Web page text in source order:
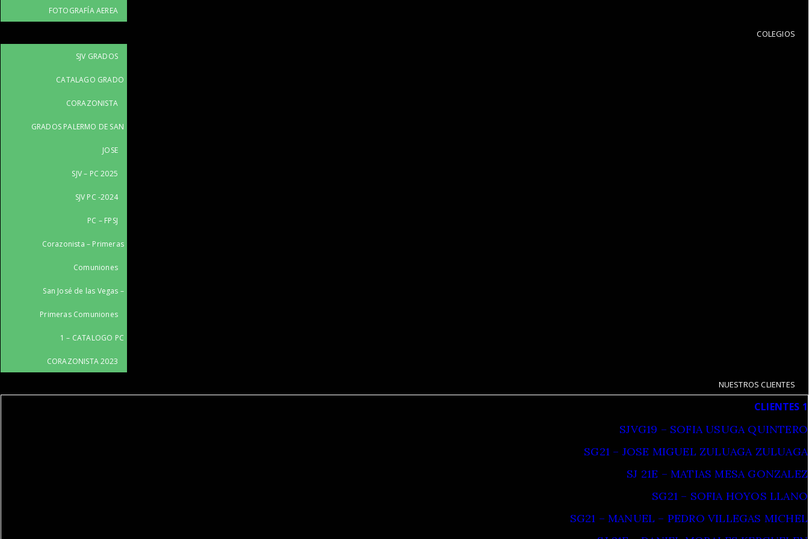
FOTOGRAFÍA AEREA
COLEGIOS
SJV GRADOS
CATALAGO GRADO
CORAZONISTA
GRADOS PALERMO DE SAN
JOSE
SJV – PC 2025
SJV PC -2024
PC – FPSJ
Corazonista – Primeras
Comuniones
San José de las Vegas –
Primeras Comuniones
1 – CATALOGO PC
CORAZONISTA 2023
NUESTROS CLIENTES
CLIENTES 1
SJVG19 – SOFIA USUGA QUINTERO
SG21 – JOSE MIGUEL ZULUAGA ZULUAGA
SJ 21E – MATIAS MESA GONZALEZ
SG21 – SOFIA HOYOS LLANO
SG21 – MANUEL – PEDRO VILLEGAS MICHEL